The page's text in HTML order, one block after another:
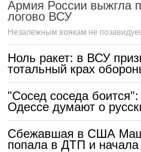
Армия России выжгла
логово ВСУ
Незалежным воякам не
Ноль ракет: в ВСУ
тотальный крах
"Сосед соседа боится":
Одессе думают о
Сбежавшая в США
попала в ДТП и начала